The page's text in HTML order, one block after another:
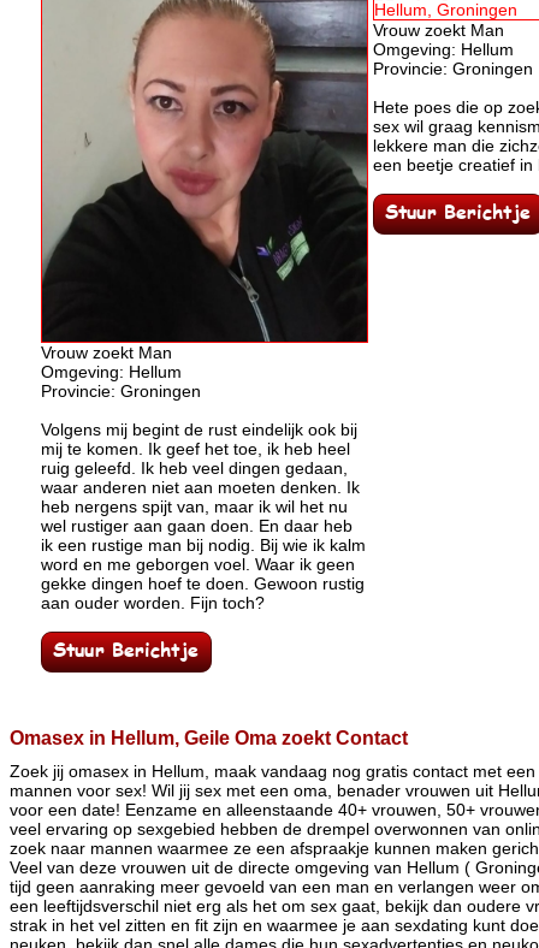
Vrouw zoekt Man
Omgeving: Hellum
Provincie: Groningen
Volgens mij begint de rust eindelijk ook bij
mij te komen. Ik geef het toe, ik heb heel
ruig geleefd. Ik heb veel dingen gedaan,
waar anderen niet aan moeten denken. Ik
heb nergens spijt van, maar ik wil het nu
wel rustiger aan gaan doen. En daar heb
ik een rustige man bij nodig. Bij wie ik kalm
word en me geborgen voel. Waar ik geen
gekke dingen hoef te doen. Gewoon rustig
aan ouder worden. Fijn toch?
Vrouw zoekt Man
Omgeving: Hellum
Provincie: Groningen
Hete poes die op
sex wil graag
lekkere man die
een beetje creatief in
Omasex in Hellum, Geile Oma zoekt Contact
Zoek jij omasex in Hellum, maak vandaag nog gratis contact met
mannen voor sex! Wil jij sex met een oma, benader vrouwen uit
voor een date! Eenzame en alleenstaande 40+ vrouwen, 50+
veel ervaring op sexgebied hebben de drempel overwonnen van
zoek naar mannen waarmee ze een afspraakje kunnen maken
Veel van deze vrouwen uit de directe omgeving van Hellum (
tijd geen aanraking meer gevoeld van een man en verlangen weer
een leeftijdsverschil niet erg als het om sex gaat, bekijk dan oudere
strak in het vel zitten en fit zijn en waarmee je aan sexdating kunt